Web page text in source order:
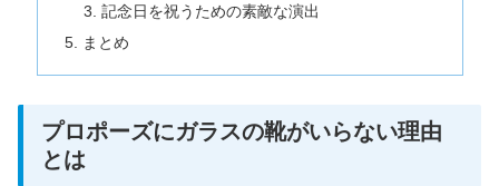
記念日を祝うための素敵な演出
まとめ
プロポーズにガラスの靴がいらない理由
とは